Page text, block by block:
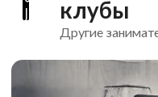
клубы
Другие